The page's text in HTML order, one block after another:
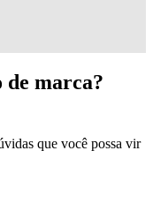
de marca?
que você possa vir